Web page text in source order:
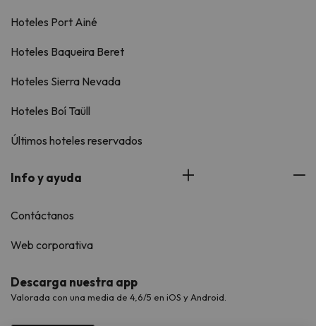
Hoteles Port Ainé
Hoteles Baqueira Beret
Hoteles Sierra Nevada
Hoteles Boí Taüll
Últimos hoteles reservados
Info y ayuda
Contáctanos
Web corporativa
Descarga nuestra app
Valorada con una media de 4,6/5 en iOS y Android.